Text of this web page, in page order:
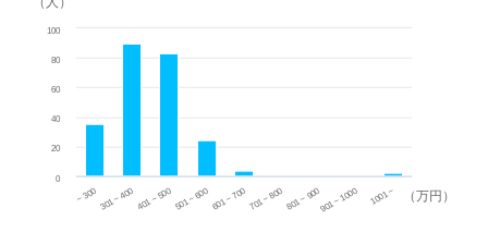
（万円）
~ 300 301 ~ 400 401 ~ 500501 ~ 600601 ~ 700701 ~ 800801 ~ 900901 ~ 1000 1001 ~
0
20
40
60
80
100